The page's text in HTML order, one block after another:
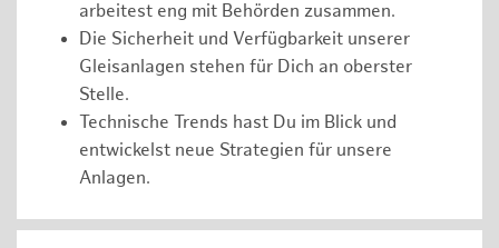
arbeitest eng mit Behörden zusammen.
Die Sicherheit und Verfügbarkeit unserer
Gleisanlagen stehen für Dich an oberster
Stelle.
Technische Trends hast Du im Blick und
entwickelst neue Strategien für unsere
Anlagen.